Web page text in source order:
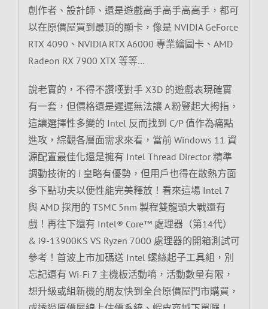
創作者、設計師、還是遊戲高手高手高高手，都可
以在原價屋買到最頂的顯卡，像是 NVIDIA GeForce
RTX 4090、NVIDIA RTX A6000 專業繪圖卡、AMD
Radeon RX 7900 XTX 等等…
說老實的，不得不讚嘆對手 X3D 的遊戲表現確實
有一套，但價格還是遲遲無法讓 A 粉豎起大拇指，
這讓選擇性多變的 Intel 反而找到 C/P 值作為痛點
進攻，綜觀各層面需求來看，當前 Windows 11 資
源配置最佳化還是擁有 Intel Thread Director 精準
調動技術的 i 皇略有優勢，但用戶也得在散熱方面
多下點功夫以便性能完美釋放！看來這場 Intel 7
與 AMD 採用的 TSMC 5nm 製程雙龍頭大戰還有
戲！再往下還有 Intel® Core™ 處理器（第14代）
& i9-13900KS VS Ryzen 7000 處理器的開箱測試可
參考！首波上市加碼送 Intel 螺絲起子工具組，別
忘記還有 Wi-Fi 7 主機板活動唷，活動數量有限，
想升級或組新機的朋友快到全台原價屋門市購買，